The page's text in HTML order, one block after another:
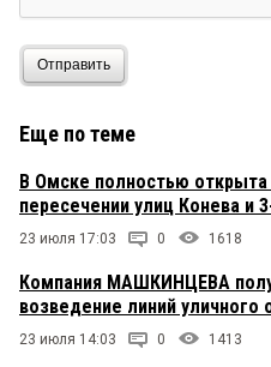
Отправить
Еще по теме
В Омске полностью открыта
пересечении улиц Конева и
23 июля 17:03 0 1618
Компания МАШКИНЦЕВА
возведение линий уличного
23 июля 14:03 0 1413